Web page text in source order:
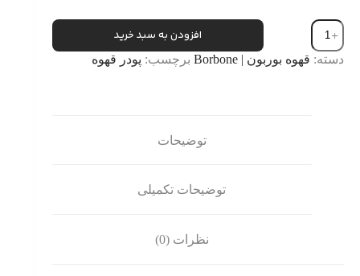
قهوه
بوربون
آبی
250
افزودن به سبد خرید
دسته: قهوه بوربون | Borbone برچسب: پودر قهوه
توضیحات
توضیحات تکمیلی
نظرات (0)